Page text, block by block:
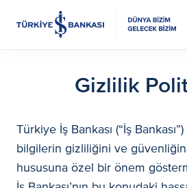
Gizlilik
Türkiye İş Bankası (“İş
bilgilerin gizliliğini ve
hususuna özel bir önem